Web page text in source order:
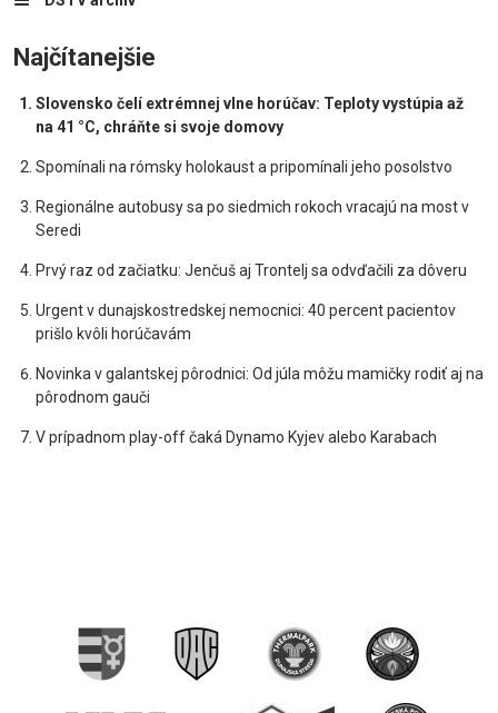
Najčítanejšie
Slovensko čelí extrémnej vlne horúčav: Teploty vystúpia až
na 41 °C, chráňte si svoje domovy
Spomínali na rómsky holokaust a pripomínali jeho posolstvo
Regionálne autobusy sa po siedmich rokoch vracajú na most v
Seredi
Prvý raz od začiatku: Jenčuš aj Trontelj sa odvďačili za dôveru
Urgent v dunajskostredskej nemocnici: 40 percent pacientov
prišlo kvôli horúčavám
Novinka v galantskej pôrodnici: Od júla môžu mamičky rodiť aj na
pôrodnom gauči
V prípadnom play-off čaká Dynamo Kyjev alebo Karabach